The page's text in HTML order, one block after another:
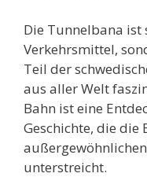
Die Tunnelbana
Verkehrsmittel,
Teil der
aus aller Welt
Bahn ist eine
Geschichte, die
unterstreicht.